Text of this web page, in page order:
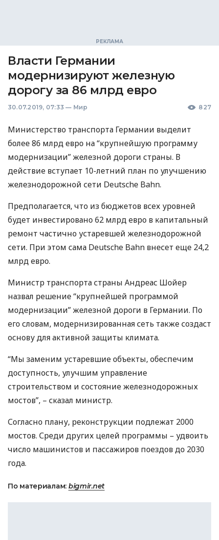
Власти Германии
модернизируют железную
дорогу за 86 млрд евро
30.07.2019, 07:33 — Мир 827
Министерство транспорта Германии выделит
более 86 млрд евро на “крупнейшую программу
модернизации” железной дороги страны. В
действие вступает 10-летний план по улучшению
железнодорожной сети Deutsche Bahn.
Предполагается, что из бюджетов всех уровней
будет инвестировано 62 млрд евро в капитальный
ремонт частично устаревшей железнодорожной
сети. При этом сама Deutsche Bahn внесет еще 24,2
млрд евро.
Министр транспорта страны Андреас Шойер
назвал решение “крупнейшей программой
модернизации” железной дороги в Германии. По
его словам, модернизированная сеть также создаст
основу для активной защиты климата.
“Мы заменим устаревшие объекты, обеспечим
доступность, улучшим управление
строительством и состояние железнодорожных
мостов”, – сказал министр.
Согласно плану, реконструкции подлежат 2000
мостов. Среди других целей программы – удвоить
число машинистов и пассажиров поездов до 2030
года.
По материалам: bigmir.net